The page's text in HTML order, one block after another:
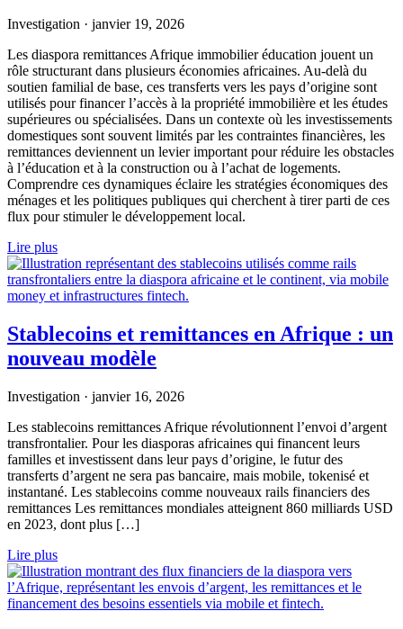
Investigation · janvier 19, 2026
Les diaspora remittances Afrique immobilier éducation jouent un
rôle structurant dans plusieurs économies africaines. Au-delà du
soutien familial de base, ces transferts vers les pays d’origine sont
utilisés pour financer l’accès à la propriété immobilière et les études
supérieures ou spécialisées. Dans un contexte où les investissements
domestiques sont souvent limités par les contraintes financières, les
remittances deviennent un levier important pour réduire les obstacles
à l’éducation et à la construction ou à l’achat de logements.
Comprendre ces dynamiques éclaire les stratégies économiques des
ménages et les politiques publiques qui cherchent à tirer parti de ces
flux pour stimuler le développement local.
Lire plus
Stablecoins et remittances en Afrique : un
nouveau modèle
Investigation · janvier 16, 2026
Les stablecoins remittances Afrique révolutionnent l’envoi d’argent
transfrontalier. Pour les diasporas africaines qui financent leurs
familles et investissent dans leur pays d’origine, le futur des
transferts d’argent ne sera pas bancaire, mais mobile, tokenisé et
instantané. Les stablecoins comme nouveaux rails financiers des
remittances Les remittances mondiales atteignent 860 milliards USD
en 2023, dont plus […]
Lire plus